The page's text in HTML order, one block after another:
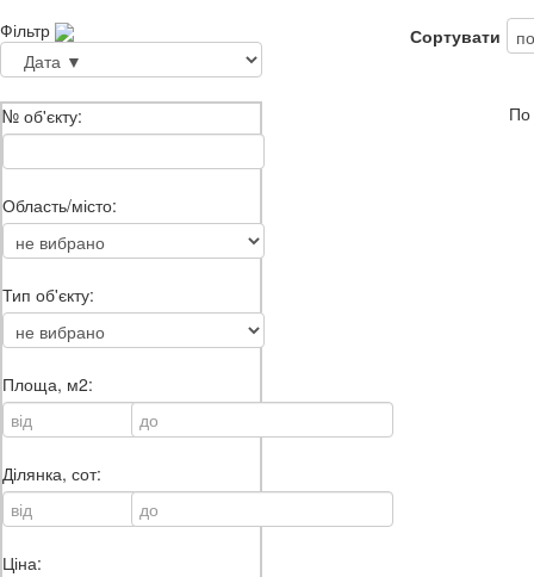
Фільтр
№ об'єкту:
Область/місто:
Тип об'єкту:
Площа, м2:
Ділянка, сот:
Ціна:
Сортувати
По